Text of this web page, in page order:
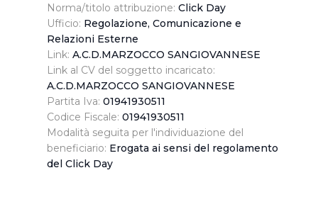
Norma/titolo attribuzione: Click Day
Ufficio: Regolazione, Comunicazione e
Relazioni Esterne
Link: A.C.D.MARZOCCO SANGIOVANNESE
Link al CV del soggetto incaricato:
A.C.D.MARZOCCO SANGIOVANNESE
Partita Iva: 01941930511
Codice Fiscale: 01941930511
Modalità seguita per l'individuazione del
beneficiario: Erogata ai sensi del regolamento
del Click Day